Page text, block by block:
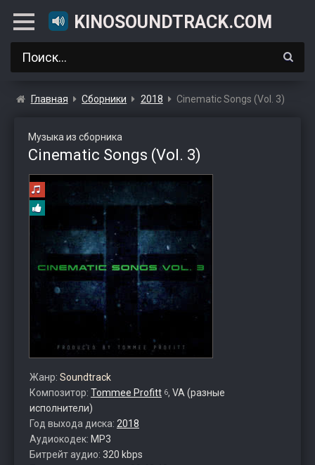
KINOSOUNDTRACK.COM
Главная Сборники 2018 Cinematic Songs (Vol. 3)
Музыка из сборника
Cinematic Songs (Vol. 3)
Жанр: Soundtrack
Композитор: Tommee Profitt 6, VA (разные
исполнители)
Год выхода диска: 2018
Аудиокодек: MP3
Битрейт аудио: 320 kbps